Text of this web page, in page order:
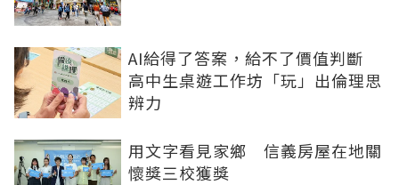
AI給得了答案，給不了價值判斷
高中生桌遊工作坊「玩」出倫理思
辨力
用文字看見家鄉 信義房屋在地關
懷獎三校獲獎